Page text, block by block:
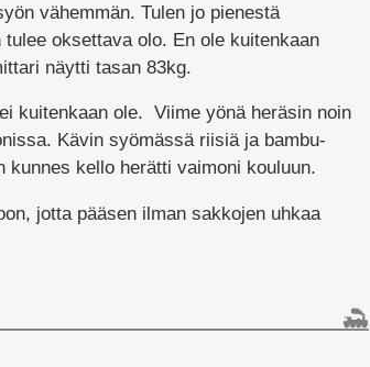
vähemmän. Tulen jo pienestä
oksettava olo. En ole kuitenkaan
näytti tasan 83kg.
kuitenkaan ole. Viime yönä heräsin noin
Kävin syömässä riisiä ja bambu-
kunnes kello herätti vaimoni kouluun.
jotta pääsen ilman sakkojen uhkaa